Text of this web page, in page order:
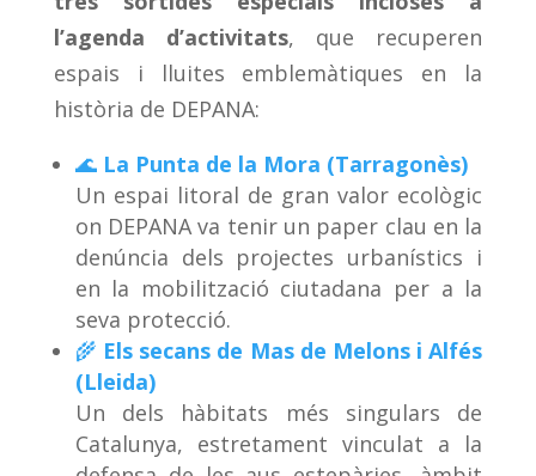
l’agenda d’activitats, que recuperen
espais i lluites emblemàtiques en la
història de DEPANA:
🌊 La Punta de la Mora (Tarragonès)
Un espai litoral de gran valor ecològic
on DEPANA va tenir un paper clau en la
denúncia dels projectes urbanístics i
en la mobilització ciutadana per a la
seva protecció.
🌾 Els secans de Mas de Melons i Alfés
(Lleida)
Un dels hàbitats més singulars de
Catalunya, estretament vinculat a la